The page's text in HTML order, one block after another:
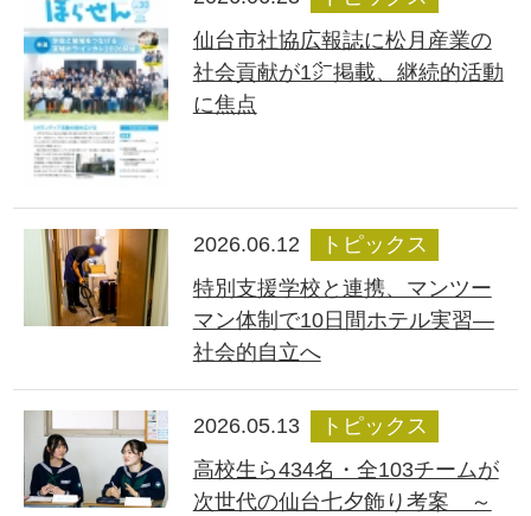
仙台市社協広報誌に松月産業の
社会貢献が1㌻掲載、継続的活動
に焦点
2026.06.12
トピックス
特別支援学校と連携、マンツー
マン体制で10日間ホテル実習―
社会的自立へ
2026.05.13
トピックス
高校生ら434名・全103チームが
次世代の仙台七夕飾り考案 ～